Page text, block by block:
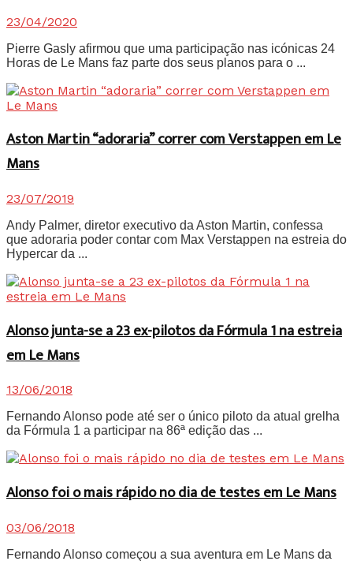
23/04/2020
Pierre Gasly afirmou que uma participação nas icónicas 24
Horas de Le Mans faz parte dos seus planos para o ...
Aston Martin “adoraria” correr com Verstappen em Le
Mans
23/07/2019
Andy Palmer, diretor executivo da Aston Martin, confessa
que adoraria poder contar com Max Verstappen na estreia do
Hypercar da ...
Alonso junta-se a 23 ex-pilotos da Fórmula 1 na estreia
em Le Mans
13/06/2018
Fernando Alonso pode até ser o único piloto da atual grelha
da Fórmula 1 a participar na 86ª edição das ...
Alonso foi o mais rápido no dia de testes em Le Mans
03/06/2018
Fernando Alonso começou a sua aventura em Le Mans da